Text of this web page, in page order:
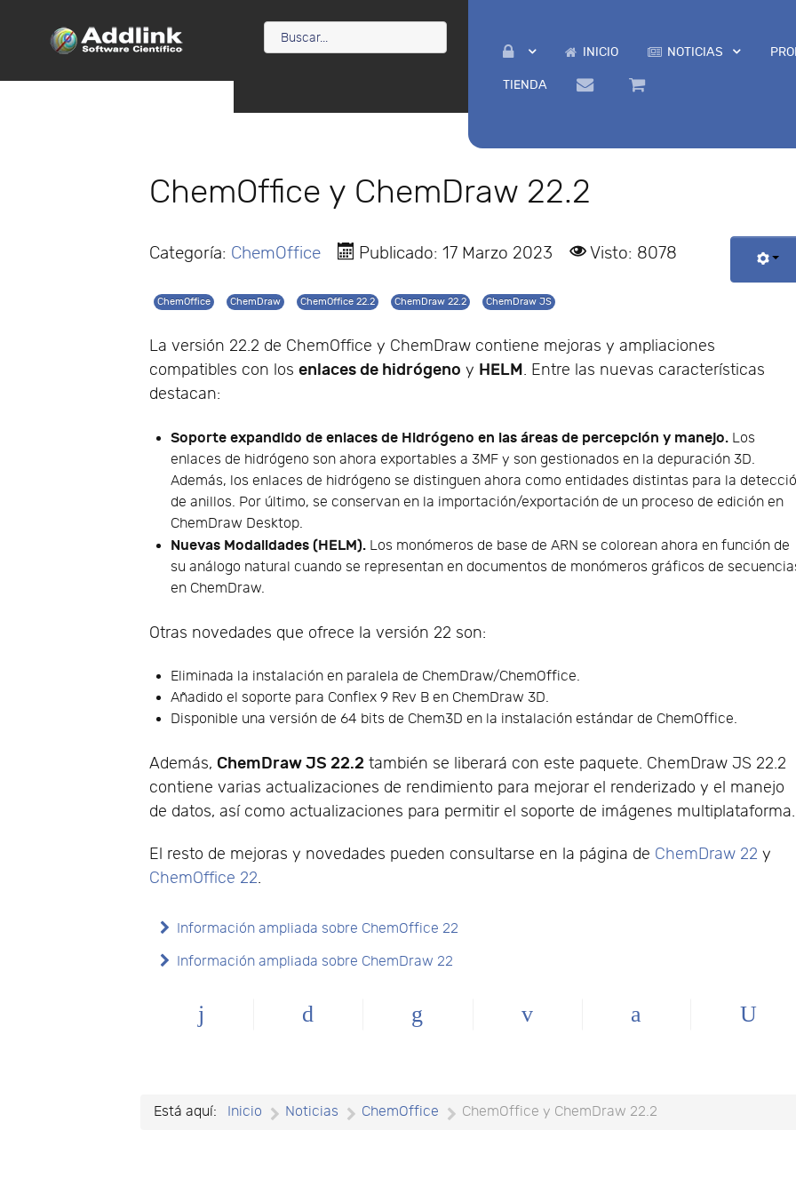
INICIO NOTICIAS
TIENDA
ChemOffice y ChemDraw 22.2
Categoría: ChemOffice Publicado: 17 Marzo 2023 Visto: 8078
ChemOffice ChemDraw ChemOffice 22.2 ChemDraw 22.2 ChemDraw JS
La versión 22.2 de ChemOffice y ChemDraw contiene mejoras y ampliaciones
compatibles con losenlaces de hidrógeno y HELM. Entre las nuevas características
destacan:
Soporte expandido de enlaces de Hidrógeno en las áreas de percepción y manejo. Los
enlaces de hidrógeno son ahora exportables a 3MF y son gestionados en la depuración 3D.
Además, los enlaces de hidrógeno se distinguen ahora como entidades distintas para la
de anillos. Por último, se conservan en la importación/exportación de un proceso de edición en
ChemDraw Desktop.
Nuevas Modalidades (HELM). Los monómeros de base de ARN se colorean ahora en función de
su análogo natural cuando se representan en documentos de monómeros gráficos de
en ChemDraw.
Otras novedades que ofrece la versión 22 son:
Eliminada la instalación en paralela de ChemDraw/ChemOffice.
Añadido el soporte para Conflex 9 Rev B en ChemDraw 3D.
Disponible una versión de 64 bits de Chem3D en la instalación estándar de ChemOffice.
Además, ChemDraw JS 22.2 también se liberará con este paquete. ChemDraw JS 22.2
contiene varias actualizaciones de rendimiento para mejorar el renderizado y el manejo
de datos, así como actualizaciones para permitir el soporte de imágenes multiplataforma.
El resto de mejoras y novedades pueden consultarse en la página de ChemDraw 22 y
ChemOffice 22.
Información ampliada sobre ChemOffice 22
Información ampliada sobre ChemDraw 22
Está aquí: Inicio Noticias ChemOffice ChemOffice y ChemDraw 22.2